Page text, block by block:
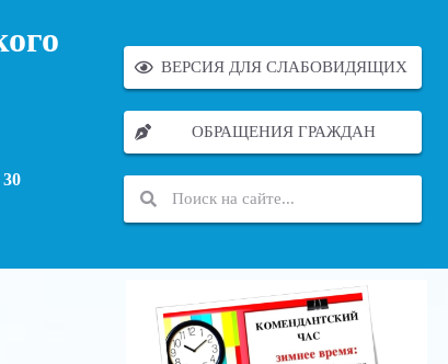
ВЕРСИЯ ДЛЯ СЛАБОВИДЯЩИХ
ОБРАЩЕНИЯ ГРАЖДАН